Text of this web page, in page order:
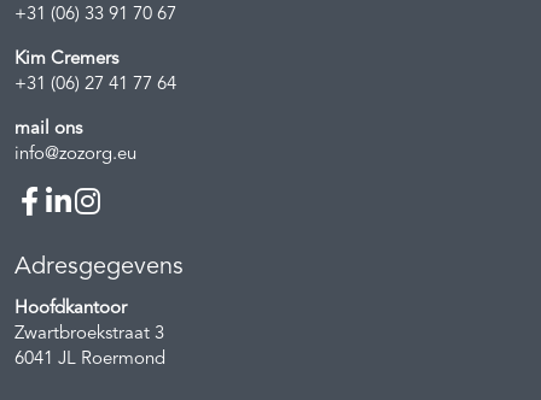
+31 (06) 33 91 70 67
Kim Cremers
+31 (06) 27 41 77 64
mail ons
info@zozorg.eu
Adresgegevens
Hoofdkantoor
Zwartbroekstraat 3
6041 JL Roermond